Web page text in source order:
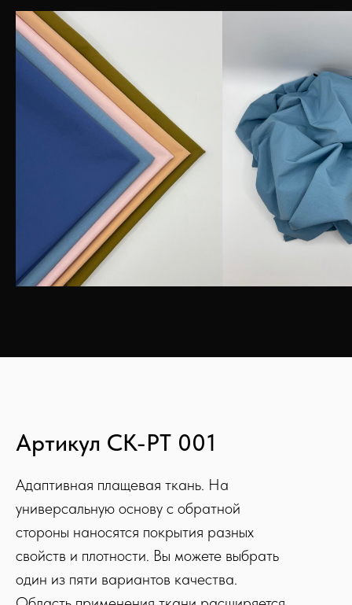
Артикул CK-PT 001
Адаптивная плащевая ткань. На
универсальную основу с обратной
стороны наносятся покрытия разных
свойств и плотности. Вы можете выбрать
один из пяти вариантов качества.